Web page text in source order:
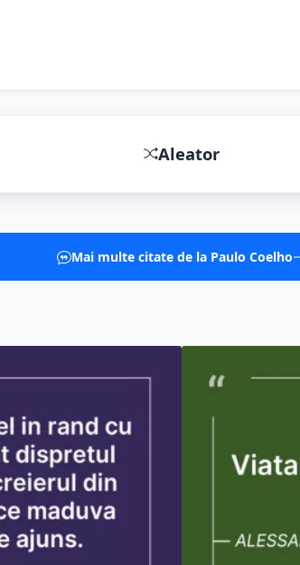
Aleator
Mai multe citate de la Paulo Coelho